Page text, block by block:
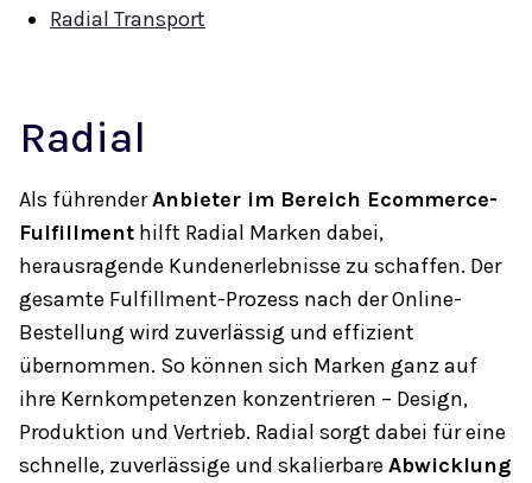
Radial Transport
Radial
Als führenderAnbieter im Bereich Ecommerce-
Fulfillment hilft Radial Marken dabei,
herausragende Kundenerlebnisse zu schaffen. Der
gesamte Fulfillment-Prozess nach der Online-
Bestellung wird zuverlässig und effizient
übernommen. So können sich Marken ganz auf
ihre Kernkompetenzen konzentrieren – Design,
Produktion und Vertrieb. Radial sorgt dabei für eine
schnelle, zuverlässige und skalierbare Abwicklung